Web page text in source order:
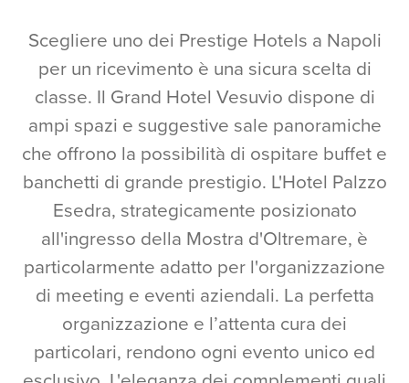
Scegliere uno dei Prestige Hotels a Napoli
per un ricevimento è una sicura scelta di
classe. Il Grand Hotel Vesuvio dispone di
ampi spazi e suggestive sale panoramiche
che offrono la possibilità di ospitare buffet e
banchetti di grande prestigio. L'Hotel Palzzo
Esedra, strategicamente posizionato
all'ingresso della Mostra d'Oltremare, è
particolarmente adatto per l'organizzazione
di meeting e eventi aziendali. La perfetta
organizzazione e l’attenta cura dei
particolari, rendono ogni evento unico ed